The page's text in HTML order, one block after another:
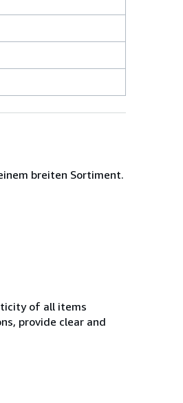
breiten Sortiment.
of all items
provide clear and